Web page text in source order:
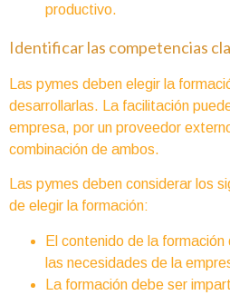
productivo.
Identificar las competencias
Las pymes deben elegir la
desarrollarlas. La facilitación
empresa, por un proveedor
combinación de ambos.
Las pymes deben considerar los
de elegir la formación:
El contenido de la
las necesidades de la
La formación debe ser